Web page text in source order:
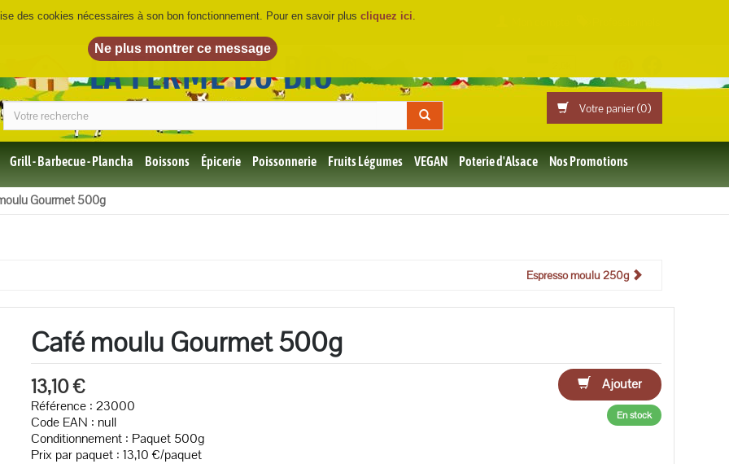
LA FERME DU BIO
Votre panier (0)
Grill - Barbecue - Plancha Boissons Épicerie Poissonnerie Fruits Légumes VEGAN Poterie d'Alsace Nos Promotions
Gourmet 500g
Espresso moulu 250g
Café moulu Gourmet 500g
13,10 €
Ajouter
Référence : 23000
Code EAN : null
Conditionnement : Paquet 500g
Prix par paquet : 13,10 €/paquet
En stock
des cookies nécessaires à son bon fonctionnement. Pour en savoir plus cliquez ici.